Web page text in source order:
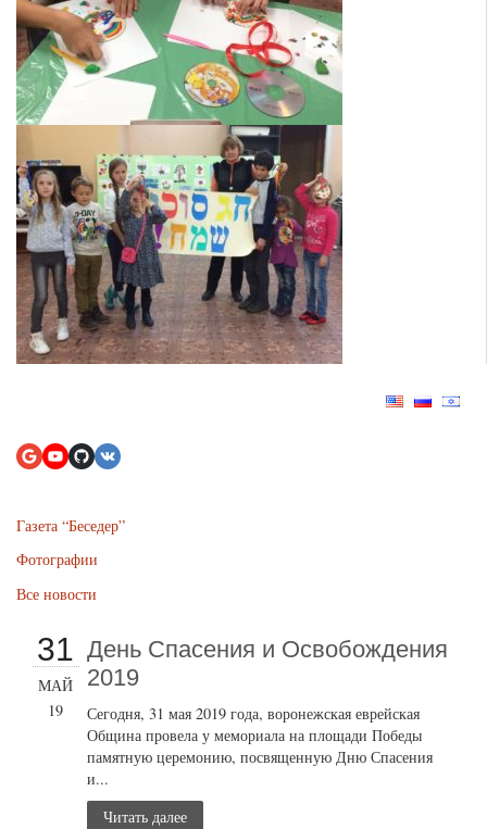
Газета “Беседер”
Фотографии
Все новости
31
МАЙ
19
День Спасения и Освобождения
2019
Сегодня, 31 мая 2019 года, воронежская еврейская
Община провела у мемориала на площади Победы
памятную церемонию, посвященную Дню Спасения
и...
Читать далее